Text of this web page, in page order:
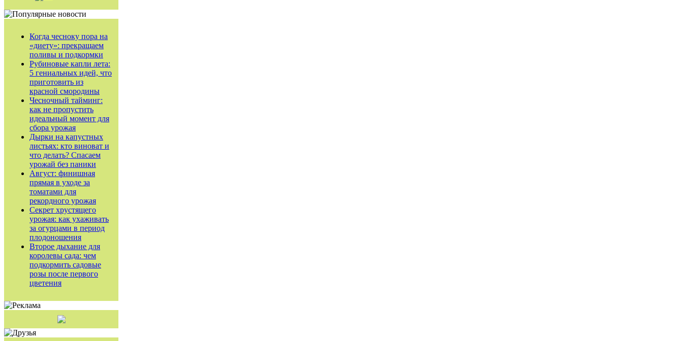
Когда чесноку пора на
«диету»: прекращаем
поливы и подкормки
Рубиновые капли лета:
5 гениальных идей, что
приготовить из
красной смородины
Чесночный тайминг:
как не пропустить
идеальный момент для
сбора урожая
Дырки на капустных
листьях: кто виноват и
что делать? Спасаем
урожай без паники
Август: финишная
прямая в уходе за
томатами для
рекордного урожая
Секрет хрустящего
урожая: как ухаживать
за огурцами в период
плодоношения
Второе дыхание для
королевы сада: чем
подкормить садовые
розы после первого
цветения